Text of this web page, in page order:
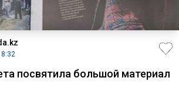
посвятила большой материал